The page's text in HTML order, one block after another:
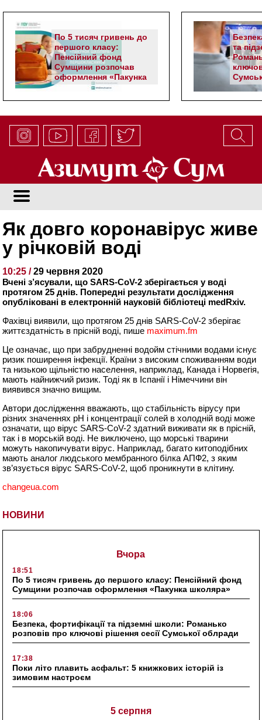
По 5 тисяч гривень до
першого класу:
Пенсійний фонд
Сумщини розпочав
оформлення «Пакунка
школяра»
та
НОВИНИ
Вчора
18:51
По 5 тисяч гривень до першого класу: Пенсійний фонд
Сумщини розпочав оформлення «Пакунка школяра»
18:06
Безпека, фортифікації та підземні школи: Романько
розповів про ключові рішення сесії Сумської облради
17:38
Поки літо плавить асфальт: 5 книжкових історій із
зимовим настроєм
5 серпня
Як довго коронавірус живе
у річковій воді
10:25 /29 червня 2020
Вчені з’ясували, що SARS-CoV-2 зберігається у воді
протягом 25 днів. Попередні результати дослідження
опубліковані в електронній науковій бібліотеці medRxiv.
Фахівці виявили, що протягом 25 днів SARS-CoV-2 зберігає
життєздатність в прісній воді, пише maximum.fm
Це означає, що при забрудненні водойм стічними водами існує
ризик поширення інфекції. Країни з високим споживанням води
та низькою щільністю населення, наприклад, Канада і Норвегія,
мають найнижчий ризик. Тоді як в Іспанії і Німеччини він
виявився значно вищим.
Автори дослідження вважають, що стабільність вірусу при
різних значеннях рН і концентрації солей в холодній воді може
означати, що вірус SARS-CoV-2 здатний виживати як в прісній,
так і в морській воді. Не виключено, що морські тварини
можуть накопичувати вірус. Наприклад, багато китоподібних
мають аналог людського мембранного білка АПФ2, з яким
зв’язується вірус SARS-CoV-2, щоб проникнути в клітину.
changeua.com